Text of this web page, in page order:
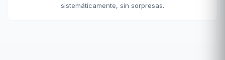
sistemáticamente, sin sorpresas.